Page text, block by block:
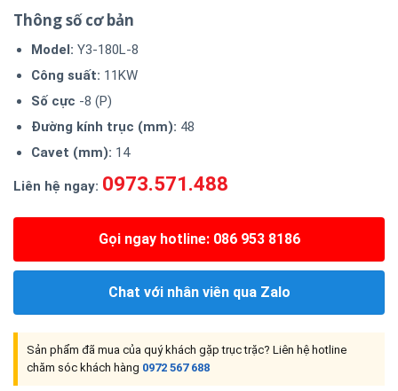
Thông số cơ bản
Model: Y3-180L-8
Công suất: 11KW
Số cực -8 (P)
Đường kính trục (mm): 48
Cavet (mm): 14
Liên hệ ngay: 0973.571.488
Gọi ngay hotline: 086 953 8186
Chat với nhân viên qua Zalo
Sản phẩm đã mua của quý khách gặp trục trặc? Liên hệ hotline
chăm sóc khách hàng 0972 567 688